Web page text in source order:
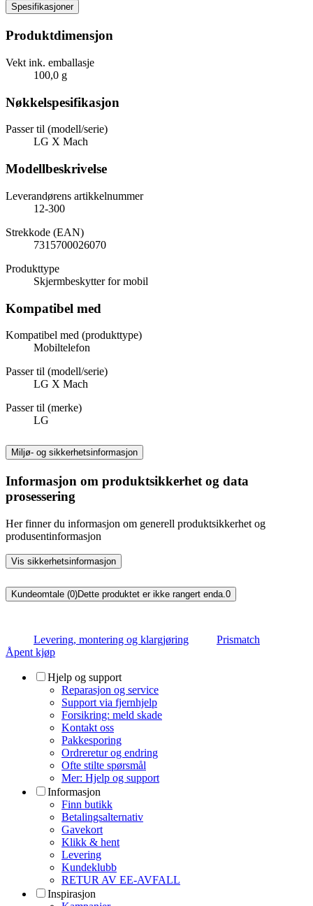
Spesifikasjoner
Produktdimensjon
Vekt ink. emballasje
100,0 g
Nøkkelspesifikasjon
Passer til (modell/serie)
LG X Mach
Modellbeskrivelse
Leverandørens artikkelnummer
12-300
Strekkode (EAN)
7315700026070
Produkttype
Skjermbeskytter for mobil
Kompatibel med
Kompatibel med (produkttype)
Mobiltelefon
Passer til (modell/serie)
LG X Mach
Passer til (merke)
LG
Miljø- og sikkerhetsinformasjon
Informasjon om produktsikkerhet og data
prosessering
Her finner du informasjon om generell produktsikkerhet og
produsentinformasjon
Vis sikkerhetsinformasjon
Kundeomtale (0)Dette produktet er ikke rangert enda. 0
Levering, montering og klargjøring
Prismatch
Åpent kjøp
Hjelp og support
Reparasjon og service
Support via fjernhjelp
Forsikring: meld skade
Kontakt oss
Pakkesporing
Ordreretur og endring
Ofte stilte spørsmål
Mer: Hjelp og support
Informasjon
Finn butikk
Betalingsalternativ
Gavekort
Klikk & hent
Levering
Kundeklubb
RETUR AV EE-AVFALL
Inspirasjon